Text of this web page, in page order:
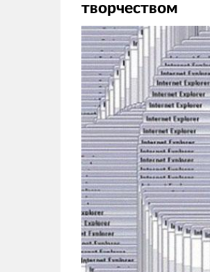
творчеством